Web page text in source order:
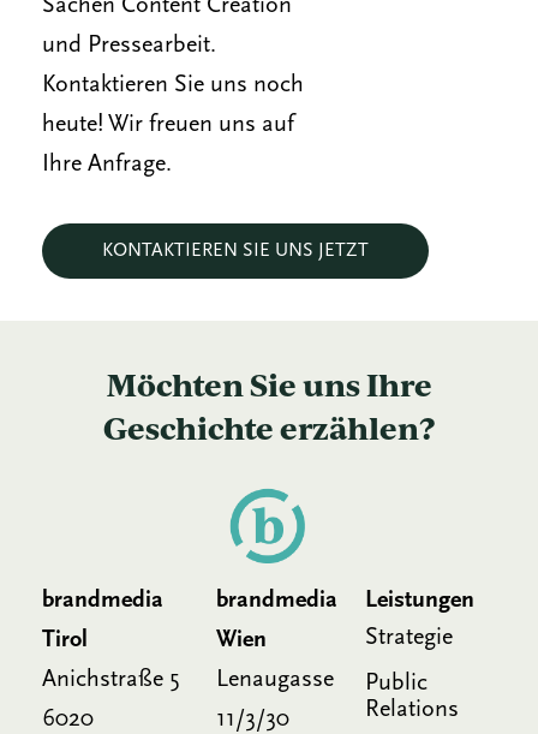
Sachen Content Creation
und Pressearbeit.
Kontaktieren Sie uns noch
heute! Wir freuen uns auf
Ihre Anfrage.
KONTAKTIEREN SIE UNS JETZT
Möchten Sie uns Ihre
Geschichte erzählen?
brandmedia
Tirol
Anichstraße 5
6020
brandmedia
Wien
Lenaugasse
11/3/30
Leistungen
Strategie
Public
Relations